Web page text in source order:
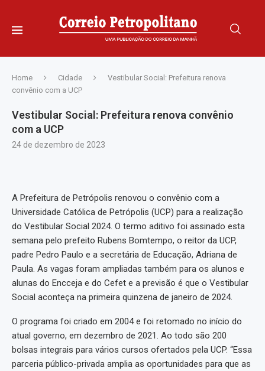
Home Cidade
Vestibular Social: Prefeitura renova
convênio com a UCP
Vestibular Social: Prefeitura renova convênio
com a UCP
24 de dezembro de 2023
A Prefeitura de Petrópolis renovou o convênio com a
Universidade Católica de Petrópolis (UCP) para a realização
do Vestibular Social 2024. O termo aditivo foi assinado esta
semana pelo prefeito Rubens Bomtempo, o reitor da UCP,
padre Pedro Paulo e a secretária de Educação, Adriana de
Paula. As vagas foram ampliadas também para os alunos e
alunas do Encceja e do Cefet e a previsão é que o Vestibular
Social aconteça na primeira quinzena de janeiro de 2024.
O programa foi criado em 2004 e foi retomado no início do
atual governo, em dezembro de 2021. Ao todo são 200
bolsas integrais para vários cursos ofertados pela UCP. “Essa
parceria público-privada amplia as oportunidades para que as